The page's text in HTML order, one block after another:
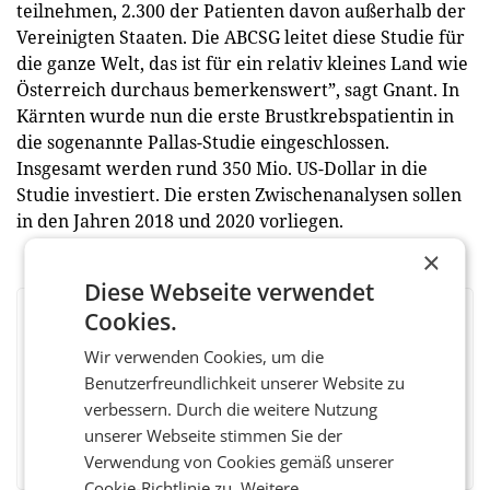
teilnehmen, 2.300 der Patienten davon außerhalb der
Vereinigten Staaten. Die ABCSG leitet diese Studie für
die ganze Welt, das ist für ein relativ kleines Land wie
­Österreich durchaus bemerkenswert”, sagt Gnant. In
Kärnten wurde nun die erste Brustkrebspatientin in
die sogenannte Pallas-Studie eingeschlossen.
Insgesamt werden rund 350 Mio. US-Dollar in die
Studie investiert. Die ersten Zwischenanalysen sollen
in den Jahren 2018 und 2020 vorliegen.
BEWERTEN SIE DIESEN ARTIKEL
FacebookTwitterMessengerWhatsAppLinkedInXING Teilen
×
Diese Webseite verwendet
Cookies.
Wir verwenden Cookies, um die
Benutzerfreundlichkeit unserer Website zu
verbessern. Durch die weitere Nutzung
unserer Webseite stimmen Sie der
Verwendung von Cookies gemäß unserer